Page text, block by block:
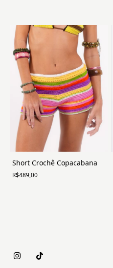
Short Crochê Copacabana
R$489,00